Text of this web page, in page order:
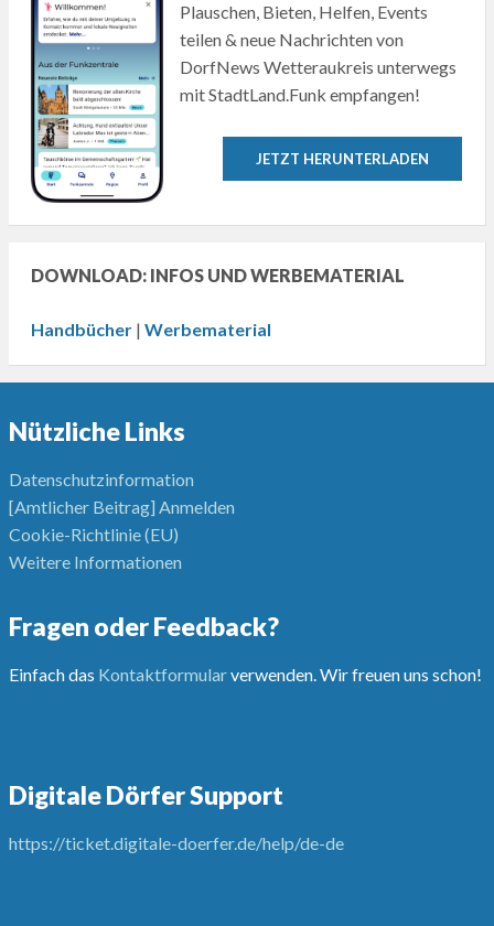
Plauschen, Bieten, Helfen, Events
teilen & neue Nachrichten von
DorfNews Wetteraukreis unterwegs
mit StadtLand.Funk empfangen!
JETZT HERUNTERLADEN
DOWNLOAD: INFOS UND WERBEMATERIAL
Handbücher| Werbematerial
Nützliche Links
Datenschutzinformation
[Amtlicher Beitrag] Anmelden
Cookie-Richtlinie (EU)
Weitere Informationen
Fragen oder Feedback?
Einfach das Kontaktformularverwenden. Wir freuen uns schon!
Digitale Dörfer Support
https://ticket.digitale-doerfer.de/help/de-de